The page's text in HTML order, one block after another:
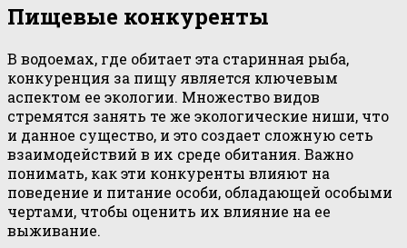
Пищевые конкуренты
В водоемах, где обитает эта старинная рыба,
конкуренция за пищу является ключевым
аспектом ее экологии. Множество видов
стремятся занять те же экологические ниши, что
и данное существо, и это создает сложную сеть
взаимодействий в их среде обитания. Важно
понимать, как эти конкуренты влияют на
поведение и питание особи, обладающей особыми
чертами, чтобы оценить их влияние на ее
выживание.